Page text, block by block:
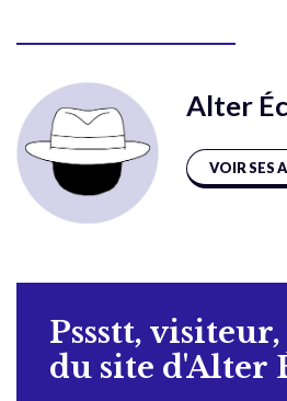
Alter
VOIR SES
Pssstt,
du site d'Alter